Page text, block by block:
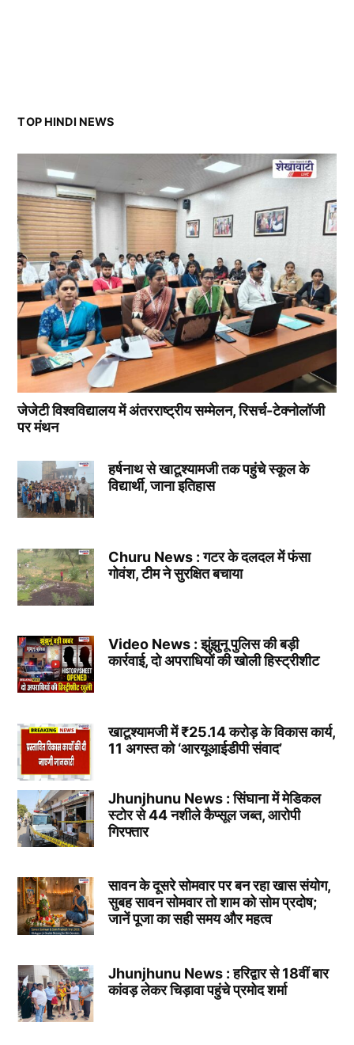
TOP HINDI NEWS
जेजेटी विश्वविद्यालय में अंतरराष्ट्रीय सम्मेलन, रिसर्च-टेक्नोलॉजी
पर मंथन
हर्षनाथ से खाटूश्यामजी तक पहुंचे स्कूल के
विद्यार्थी, जाना इतिहास
Churu News : गटर के दलदल में फंसा
गोवंश, टीम ने सुरक्षित बचाया
Video News : झुंझुनू पुलिस की बड़ी
कार्रवाई, दो अपराधियों की खोली हिस्ट्रीशीट
खाटूश्यामजी में ₹25.14 करोड़ के विकास कार्य,
11 अगस्त को ‘आरयूआईडीपी संवाद’
Jhunjhunu News : सिंघाना में मेडिकल
स्टोर से 44 नशीले कैप्सूल जब्त, आरोपी
गिरफ्तार
सावन के दूसरे सोमवार पर बन रहा खास संयोग,
सुबह सावन सोमवार तो शाम को सोम प्रदोष;
जानें पूजा का सही समय और महत्व
Jhunjhunu News : हरिद्वार से 18वीं बार
कांवड़ लेकर चिड़ावा पहुंचे प्रमोद शर्मा